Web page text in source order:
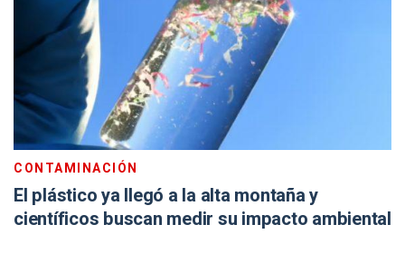
CONTAMINACIÓN
El plástico ya llegó a la alta montaña y
científicos buscan medir su impacto ambiental